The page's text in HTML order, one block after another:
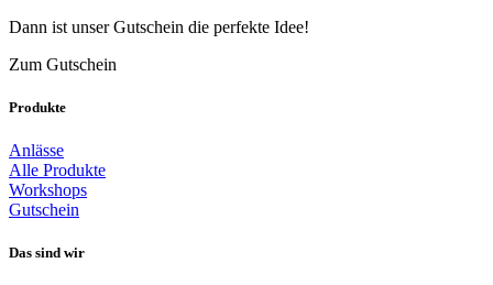
Dann ist unser Gutschein die perfekte Idee!
Zum Gutschein
Produkte
Anlässe
Alle Produkte
Workshops
Gutschein
Das sind wir